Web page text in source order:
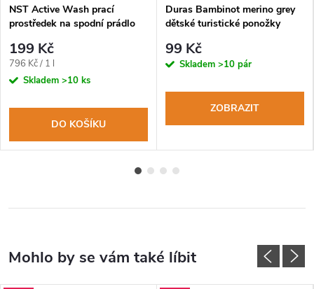
NST Active Wash prací
prostředek na spodní prádlo
199 Kč
Měrná
cena:
796 Kč / 1 l
Skladem >10 ks
DO KOŠÍKU
Duras Bambinot merino grey
dětské turistické ponožky
99 Kč
Skladem >10 pár
ZOBRAZIT